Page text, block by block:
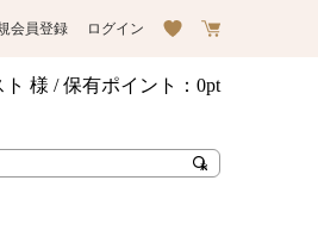
会員登録 ログイン
ト 様 / 保有ポイント： 0pt